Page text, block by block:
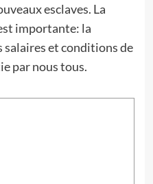
esclaves. La
importante: la
salaires et conditions de
par nous tous.